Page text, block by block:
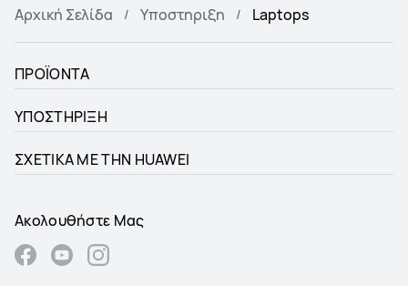
Αρχική Σελίδα Υποστηριξη Laptops
ΠΡΟΪΟΝΤΑ
ΥΠΟΣΤΗΡΙΞΗ
ΣΧΕΤΙΚΑ ΜΕ ΤΗΝ HUAWEI
Ακολουθήστε Μας